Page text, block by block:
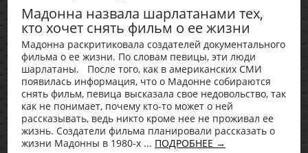
Мадонна назвала шарлатанами тех,
кто хочет снять фильм о ее жизни
Мадонна раскритиковала создателей документального
фильма о ее жизни. По словам певицы, эти люди
шарлатаны. После того, как в американских СМИ
появилась информация, что о Мадонне собираются
снять фильм, певица высказала свое недовольство, так
как не понимает, почему кто-то может о ней
рассказывать, ведь никто кроме нее не проживал ее
жизнь. Создатели фильма планировали рассказать о
жизни Мадонны в 1980-х ... ПОДРОБНЕЕ →